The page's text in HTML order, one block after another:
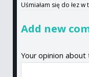
Uśmiałam się do łez
Add new
Your opinion about